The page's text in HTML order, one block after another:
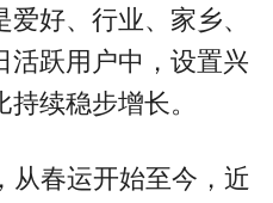
好、行业、家乡、
活跃用户中，设置兴
续稳步增长。
从春运开始至今，近